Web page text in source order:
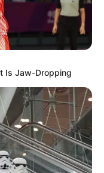
Is Jaw-Dropping